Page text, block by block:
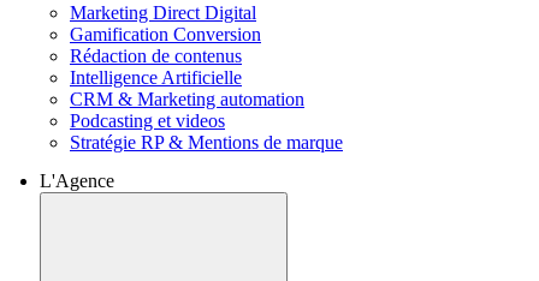
Marketing Direct Digital
Gamification Conversion
Rédaction de contenus
Intelligence Artificielle
CRM & Marketing automation
Podcasting et videos
Stratégie RP & Mentions de marque
L'Agence